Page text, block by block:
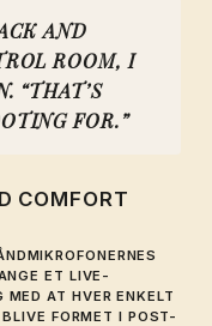
AND
ROOM, I
“THAT’S
FOR.”
COMFORT
ET LIVE-
AT HVER ENKELT
FORMET I POST-